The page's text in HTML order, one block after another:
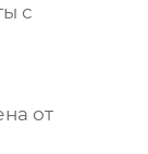
с
от